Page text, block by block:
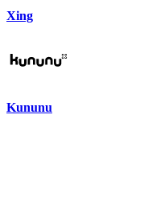
Xing
Kununu